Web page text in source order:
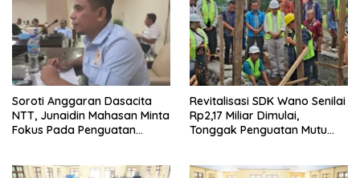
Soroti Anggaran Dasacita
NTT, Junaidin Mahasan Minta
Fokus Pada Penguatan
Revitalisasi SDK Wano Senilai
Rp2,17 Miliar Dimulai,
Tonggak Penguatan Mutu